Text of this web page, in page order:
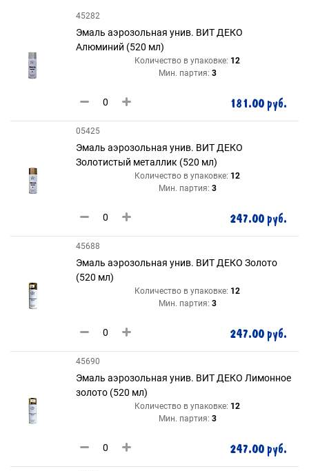
45282
Эмаль аэрозольная унив. ВИТ ДЕКО
Алюминий (520 мл)
Количество в упаковке: 12
Мин. партия: 3
181.00 руб.
05425
Эмаль аэрозольная унив. ВИТ ДЕКО
Золотистый металлик (520 мл)
Количество в упаковке: 12
Мин. партия: 3
247.00 руб.
45688
Эмаль аэрозольная унив. ВИТ ДЕКО Золото
(520 мл)
Количество в упаковке: 12
Мин. партия: 3
247.00 руб.
45690
Эмаль аэрозольная унив. ВИТ ДЕКО Лимонное
золото (520 мл)
Количество в упаковке: 12
Мин. партия: 3
247.00 руб.